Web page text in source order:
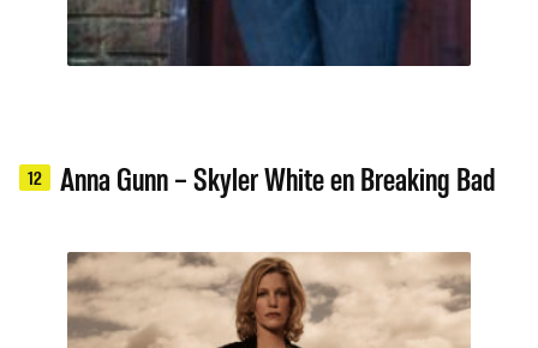
12 Anna Gunn – Skyler White en Breaking Bad